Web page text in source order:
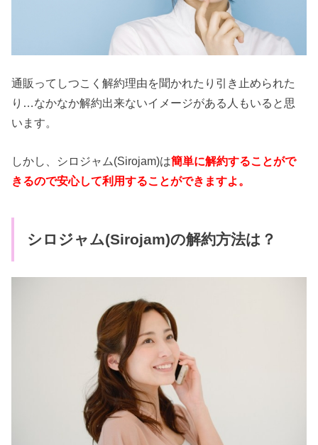
通販ってしつこく解約理由を聞かれたり引き止められた
り…なかなか解約出来ないイメージがある人もいると思
います。
しかし、シロジャム(Sirojam)は簡単に解約することがで
きるので安心して利用することができますよ。
シロジャム(Sirojam)の解約方法は？